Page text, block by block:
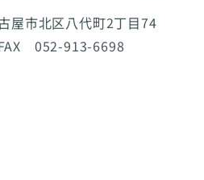
市北区八代町2丁目74
052-913-6698